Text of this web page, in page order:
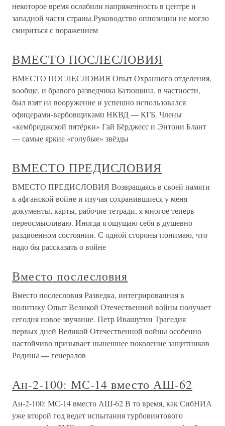
некоторое время ослабили напряженность в центре и
западной части страны.Руководство оппозиции не могло
смириться с поражением
ВМЕСТО ПОСЛЕСЛОВИЯ
ВМЕСТО ПОСЛЕСЛОВИЯ Опыт Охранного отделения,
вообще, и бравого разведчика Батюшина, в частности,
был взят на вооружение и успешно использовался
офицерами-вербовщиками НКВД — КГБ. Члены
«кембриджской пятёрки» Гай Бёрджесс и Энтони Блант
— самые яркие «голубые» звёзды
ВМЕСТО ПРЕДИСЛОВИЯ
ВМЕСТО ПРЕДИСЛОВИЯ Возвращаясь в своей памяти
к афганской войне и изучая сохранившиеся у меня
документы, карты, рабочие тетради, я многое теперь
переосмысливаю. Иногда я ощущаю себя в душевно
раздвоенном состоянии. С одной стороны понимаю, что
надо бы рассказать о войне
Вместо послесловия
Вместо послесловия Разведка, интегрированная в
политику Опыт Великой Отечественной войны получает
сегодня новое звучание. Петр Ивашутин Трагедия
первых дней Великой Отечественной войны особенно
настойчиво призывает нынешнее поколение защитников
Родины — генералов
Ан-2-100: МС-14 вместо АШ-62
Ан-2-100: МС-14 вместо АШ-62 В то время, как СибНИА
уже второй год ведет испытания турбовинтового